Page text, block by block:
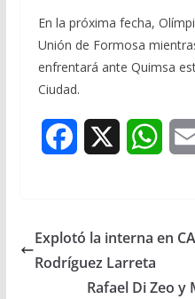
En la próxima fecha,
Unión de Formosa
enfrentará ante Quimsa
Ciudad.
e
W
t
Explotó la interna en
Rodríguez Larreta
Rafael Di Zeo